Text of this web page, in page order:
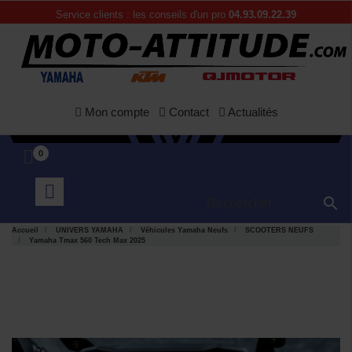
Service clients : les conseils d'un pro 04.93.09.22.39
Mon compte Contact Actualités
0

Accueil UNIVERS YAMAHA Véhicules Yamaha Neufs
SCOOTERS NEUFS
Yamaha Tmax 560 Tech Max 2025